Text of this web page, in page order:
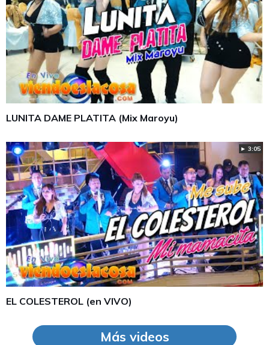
LUNITA DAME PLATITA (Mix Maroyu)
► 3:05
EL COLESTEROL (en VIVO)
Más videos